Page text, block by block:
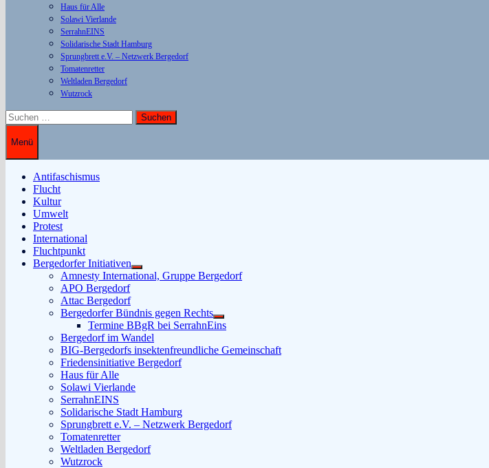
Haus für Alle
Solawi Vierlande
SerrahnEINS
Solidarische Stadt Hamburg
Sprungbrett e.V. – Netzwerk Bergedorf
Tomatenretter
Weltladen Bergedorf
Wutzrock
Suchen
nach:
Menü
Antifaschismus
Flucht
Kultur
Umwelt
Protest
International
Fluchtpunkt
Bergedorfer Initiativen
Untermenü
anzeigen
Amnesty International, Gruppe Bergedorf
APO Bergedorf
Attac Bergedorf
Bergedorfer Bündnis gegen Rechts
Untermenü
anzeigen
Termine BBgR bei SerrahnEins
Bergedorf im Wandel
BIG-Bergedorfs insektenfreundliche Gemeinschaft
Friedensinitiative Bergedorf
Haus für Alle
Solawi Vierlande
SerrahnEINS
Solidarische Stadt Hamburg
Sprungbrett e.V. – Netzwerk Bergedorf
Tomatenretter
Weltladen Bergedorf
Wutzrock